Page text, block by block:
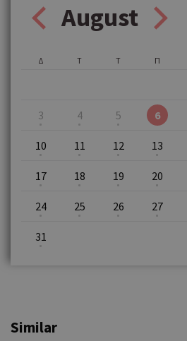
August
Δ Τ Τ Π
3 4 5 6
10 11 12 13
17 18 19 20
24 25 26 27
31
Similar